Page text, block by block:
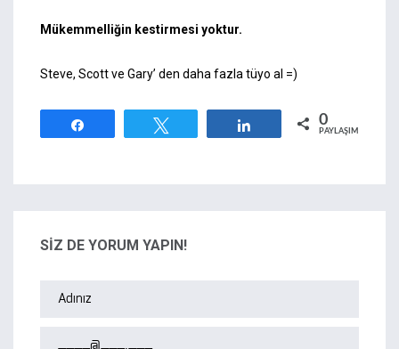
Mükemmelliğin kestirmesi yoktur.
Steve, Scott ve Gary’ den daha fazla tüyo al =)
0
PAYLAŞIMLAR
SİZ DE YORUM YAPIN!